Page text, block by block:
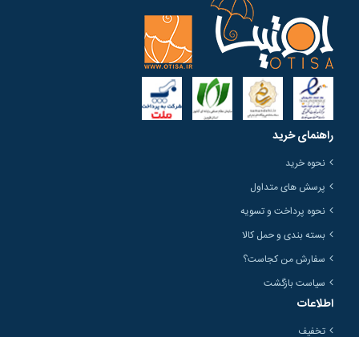
راهنمای خرید
نحوه خرید
پرسش های متداول
نحوه پرداخت و تسویه
بسته بندی و حمل کالا
سفارش من کجاست؟
سیاست بازگشت
اطلاعات
تخفیف